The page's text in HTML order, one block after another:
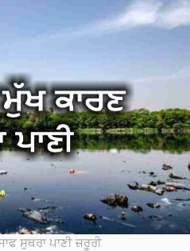
ਸੁਥਰਾ ਪਾਣੀ ਜ਼ਰੂਰੀ